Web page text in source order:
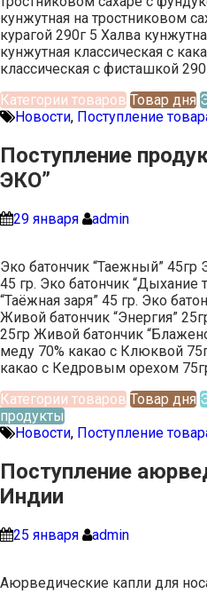
кунжутная на тростниковом
курагой 290г 5 Халва
кунжутная классическая с
классическая с фисташкой
Категории товаров Товар дня
Новости, Поступление
Поступление
ЭКО”
29 января admin
Эко батончик “Таежный” 45гр
45 гр. Эко батончик “Дыхание
“Таёжная заря” 45 гр. Эко
Живой батончик “Энергия”
25гр Живой батончик
меду 70% какао с Клюквой
какао с Кедровым орехом
Категории товаров Товар дня
продукты
Новости, Поступление
Поступление
Индии
25 января admin
Аюрведические капли для